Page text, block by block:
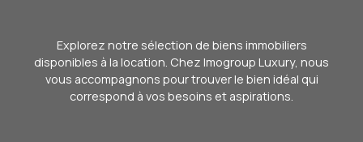
Explorez notre sélection de biens immobiliers
disponibles à la location. Chez Imogroup Luxury, nous
vous accompagnons pour trouver le bien idéal qui
correspond à vos besoins et aspirations.